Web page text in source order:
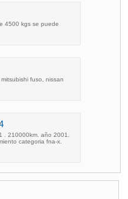
4500 kgs se puede
fuso, nissan
. 210000km. año 2001.
categoria fna-x.